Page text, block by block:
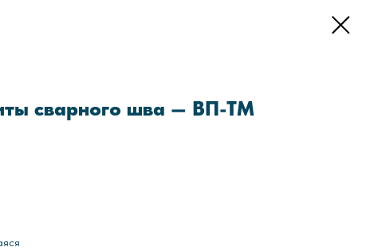
сварного шва — ВП-ТМ